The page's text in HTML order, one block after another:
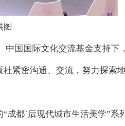
中国国际文化交流基金支持下
紧密沟通、交流，努力探索
成都˙后现代城市生活美学”系